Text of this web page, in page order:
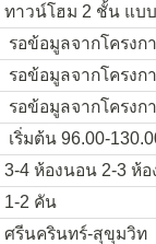
ทาวน์โฮม 2 ชั้น แบ
รอข้อมูลจากโครงก
รอข้อมูลจากโครงก
รอข้อมูลจากโครงก
เริ่มต้น 96.00-
3-4 ห้องนอน 2-3 ห้อ
1-2 คัน
ศรีนครินทร์-สุขุมวิท